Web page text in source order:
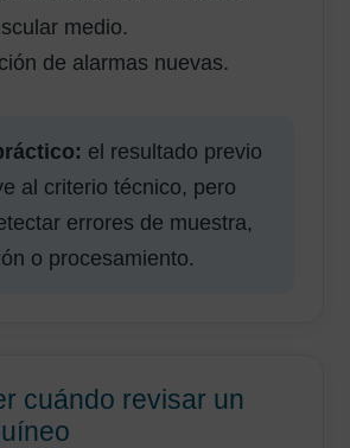
medio.
de alarmas nuevas.
el resultado previo
al criterio técnico, pero
errores de muestra,
o procesamiento.
cuándo revisar un